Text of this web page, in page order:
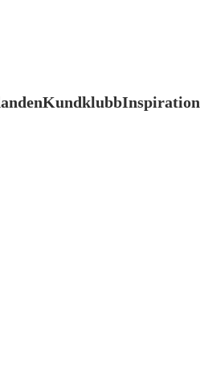
KundklubbInspiration